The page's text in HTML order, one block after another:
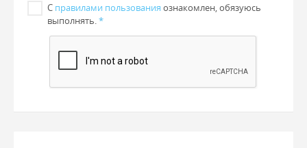
С правилами пользования ознакомлен, обязуюсь
выполнять.*